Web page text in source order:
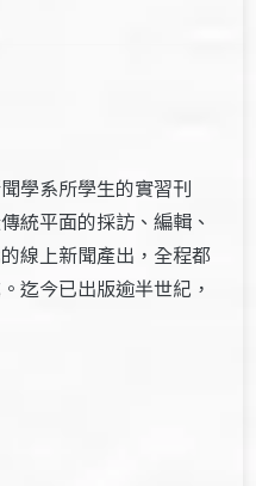
學系所學生的實習刊
統平面的採訪、編輯、
線上新聞產出，全程都
迄今已出版逾半世紀，